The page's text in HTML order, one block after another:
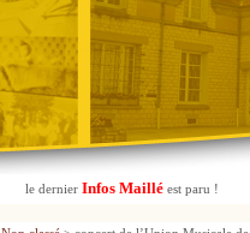
le dernierInfos Maillé est paru !